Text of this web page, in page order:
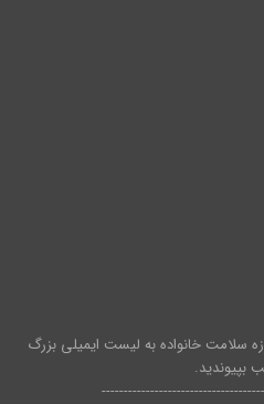
سلامت خانواده به لیست ایمیلی بزرگ
بپیوندید.